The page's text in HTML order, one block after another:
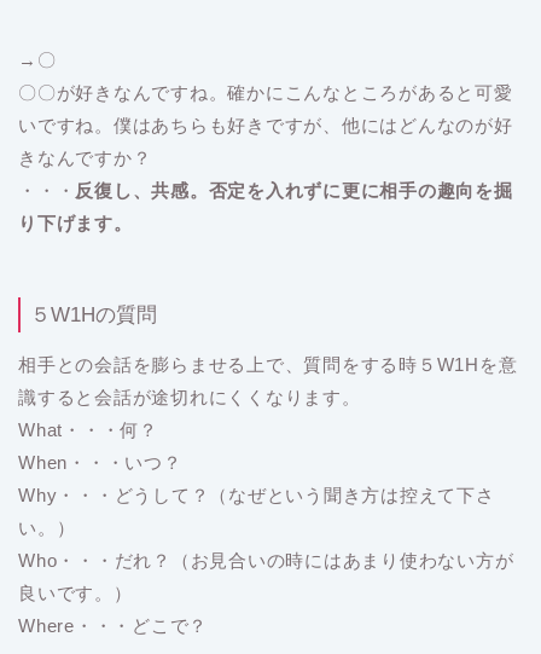
→〇
〇〇が好きなんですね。確かにこんなところがあると可愛
いですね。僕はあちらも好きですが、他にはどんなのが好
きなんですか？
・・・ 反復し、共感。否定を入れずに更に相手の趣向を掘
り下げます。
５W1Hの質問
相手との会話を膨らませる上で、質問をする時５W1Hを意
識すると会話が途切れにくくなります。
What・・・何？
When・・・いつ？
Why・・・どうして？（なぜという聞き方は控えて下さ
い。）
Who・・・だれ？（お見合いの時にはあまり使わない方が
良いです。）
Where・・・どこで？